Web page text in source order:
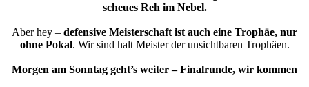
scheues Reh im Nebel.
Aber hey – defensive Meisterschaft ist auch eine Trophäe, nur
ohne Pokal. Wir sind halt Meister der unsichtbaren Trophäen.
Morgen am Sonntag geht’s weiter – Finalrunde, wir kommen